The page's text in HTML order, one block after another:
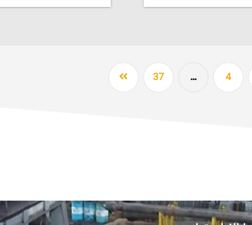
4
…
37